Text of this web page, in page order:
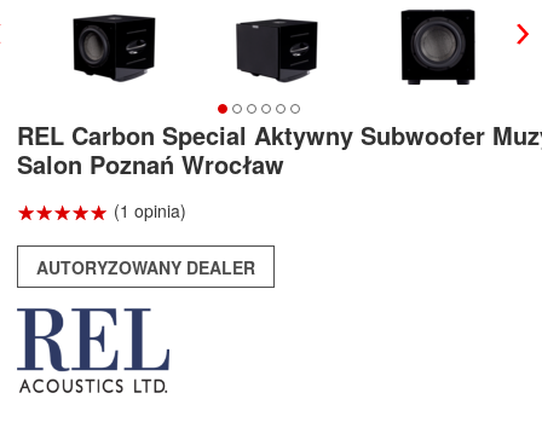
REL Carbon Special Aktywny Subwoofer
Salon Poznań Wrocław
☆☆☆☆☆
★★★★★ (1 opinia)
AUTORYZOWANY DEALER